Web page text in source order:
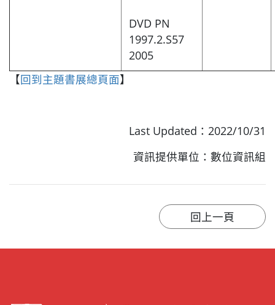
DVD PN
1997.2.S57
2005
【回到主題書展總頁面】
Last Updated：2022/10/31
資訊提供單位：數位資訊組